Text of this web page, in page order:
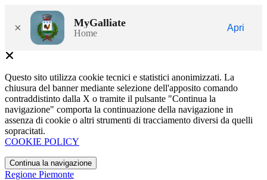
× MyGalliate
Home
Apri
Questo sito utilizza cookie tecnici e statistici anonimizzati. La
chiusura del banner mediante selezione dell'apposito comando
contraddistinto dalla X o tramite il pulsante "Continua la
navigazione" comporta la continuazione della navigazione in
assenza di cookie o altri strumenti di tracciamento diversi da quelli
sopracitati.
COOKIE POLICY
Continua la navigazione
Regione Piemonte